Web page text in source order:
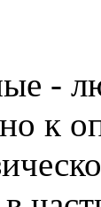
-
к